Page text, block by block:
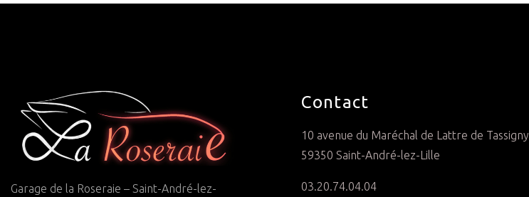
Garage de la Roseraie – Saint-André-lez-
Contact
10 avenue du Maréchal de Lattre de Tassigny
59350 Saint-André-lez-Lille
03.20.74.04.04